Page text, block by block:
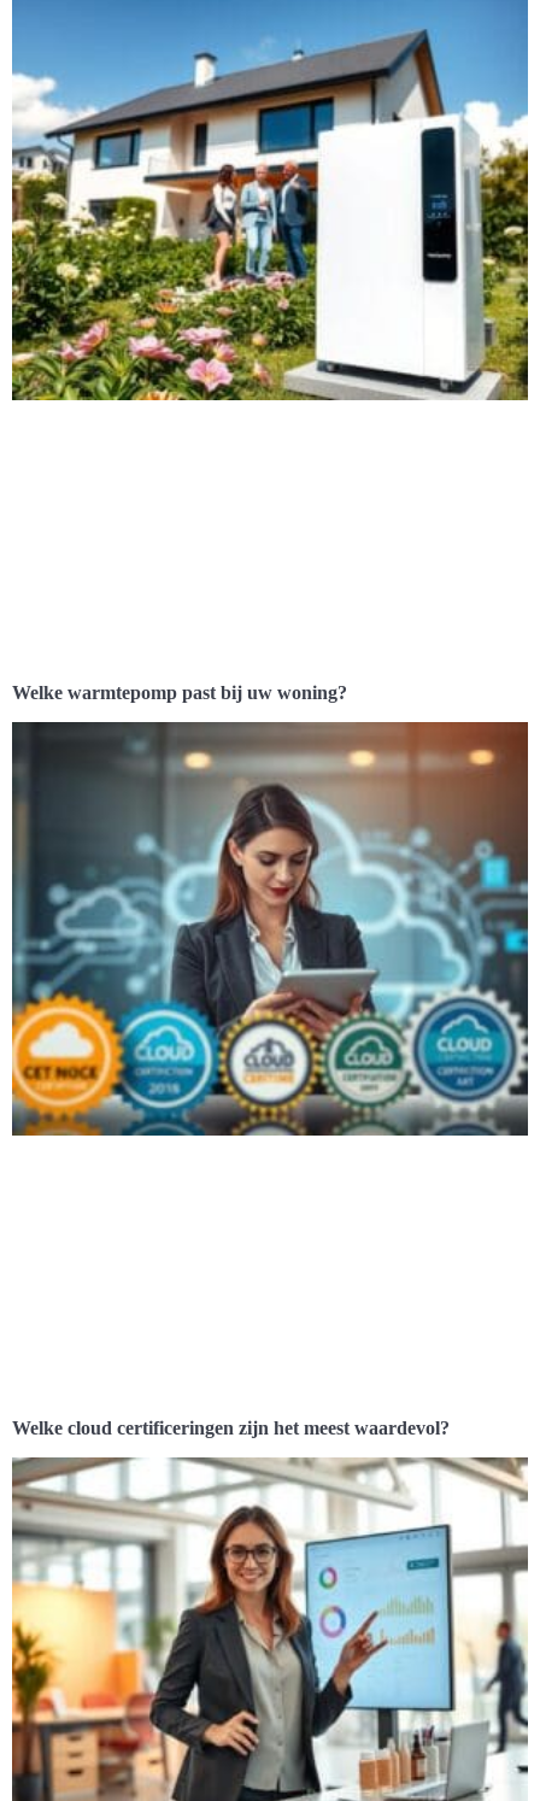
Welke warmtepomp past bij uw woning?
Welke cloud certificeringen zijn het meest waardevol?